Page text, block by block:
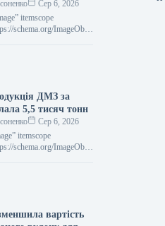
виручку на
з попереднім
Сер 6, 2026
itemscope
schema.org/ImageObje
ринок voestalpine
80 06 Серпня 2026
2027
ДМЗ за
5,5 тисяч тонн
Сер 6, 2026
itemscope
schema.org/ImageObje
Друкувати 93 06
у липні виробив 5,5
вартість